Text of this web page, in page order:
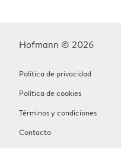
Hofmann © 2026
Política de privacidad
Política de cookies
Términos y condiciones
Contacto